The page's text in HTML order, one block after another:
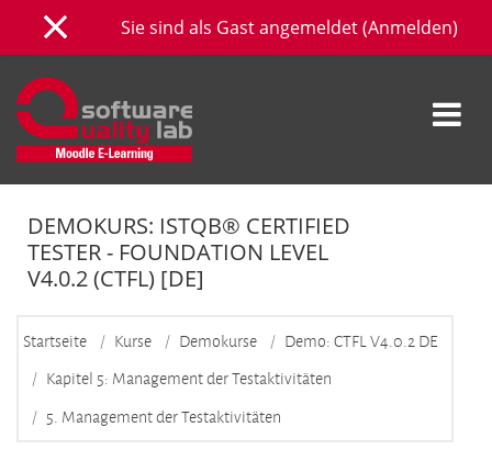
Zum Hauptinhalt
Website-ÜbersichtSie sind als Gast angemeldet (Anmelden)
DEMOKURS: ISTQB® CERTIFIED
TESTER - FOUNDATION LEVEL
V4.0.2 (CTFL) [DE]
Startseite Kurse Demokurse
Demo: CTFL V4.0.2 DE
Kapitel 5: Management der Testaktivitäten
5. Management der Testaktivitäten